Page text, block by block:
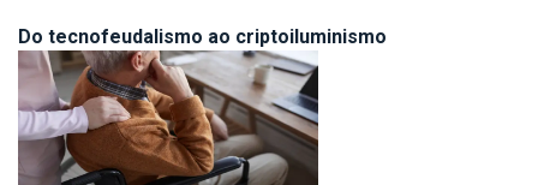
Do tecnofeudalismo ao criptoiluminismo